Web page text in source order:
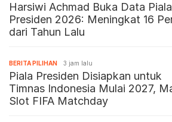
Harsiwi Achmad Buka Data Piala
Presiden 2026: Meningkat 16
dari Tahun Lalu
BERITA PILIHAN 3 jam lalu
Piala Presiden Disiapkan untuk
Timnas Indonesia Mulai 2027,
Slot FIFA Matchday